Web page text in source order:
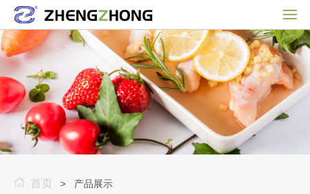
首页 > 产品展示